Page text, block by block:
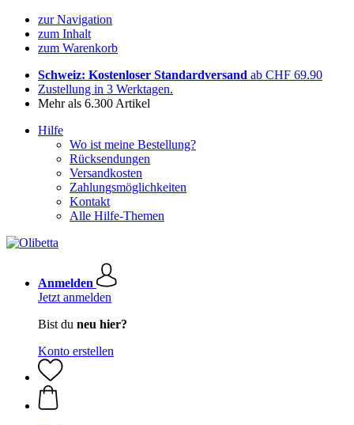
zur Navigation
zum Inhalt
zum Warenkorb
Schweiz: Kostenloser Standardversand ab CHF 69.90
Zustellung in 3 Werktagen.
Mehr als 6.300 Artikel
Hilfe
Wo ist meine Bestellung?
Rücksendungen
Versandkosten
Zahlungsmöglichkeiten
Kontakt
Alle Hilfe-Themen
Anmelden
Jetzt anmelden
Bist du neu hier?
Konto erstellen